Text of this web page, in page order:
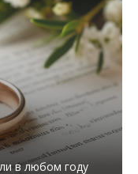
в любом году